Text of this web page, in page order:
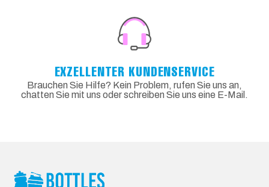
EXZELLENTER KUNDENSERVICE
Brauchen Sie Hilfe? Kein Problem, rufen Sie uns an,
chatten Sie mit uns oder schreiben Sie uns eine E-Mail.